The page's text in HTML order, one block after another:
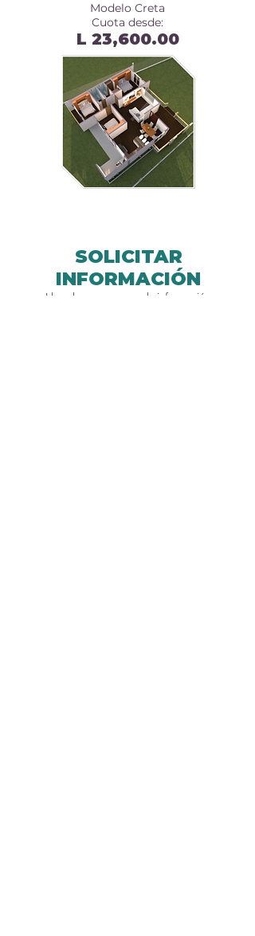
Modelo Creta
Cuota desde:
L 23,600.00
SOLICITAR
INFORMACIÓN
Llena los campos con la información